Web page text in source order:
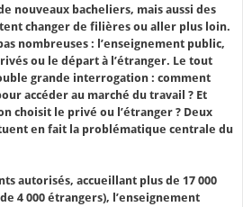
nouveaux bacheliers, mais aussi des
changer de filières ou aller plus loin.
nombreuses : l’enseignement public,
ou le départ à l’étranger. Le tout
grande interrogation : comment
accéder au marché du travail ? Et
choisit le privé ou l’étranger ? Deux
en fait la problématique centrale du
autorisés, accueillant plus de 17 000
4 000 étrangers), l’enseignement